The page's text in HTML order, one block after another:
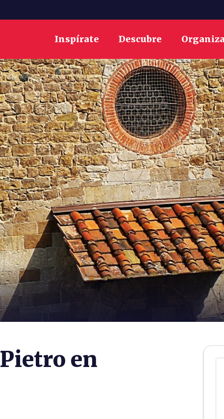
Inspírate Descubre
en